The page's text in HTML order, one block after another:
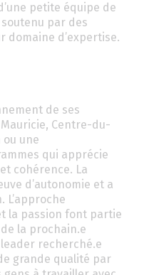
petite équipe de
par des
domaine d’expertise.
de ses
Centre-du-
une
qui apprécie
cohérence. La
d’autonomie et a
L’approche
la passion font partie
la prochain.e
recherché.e
grande qualité par